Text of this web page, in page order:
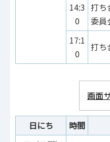
14:3
0
打ち
委員
17:1
0
打ち
画面
日にち 時間